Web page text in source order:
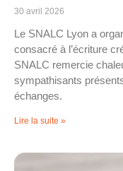
30 avril 2026
Le SNALC Lyon a
consacré à l’écriture
SNALC remercie
sympathisants
échanges.
Lire la suite »